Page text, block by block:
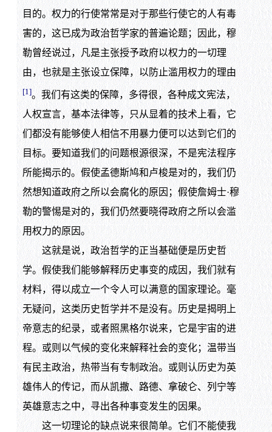
目的。权力的行使常常是对于那些行使它的人有毒
害的，这已成为政治哲学家的普遍论题；因此，穆
勒曾经说过，凡是主张授予政府以权力的一切理
由，也就是主张设立保障，以防止滥用权力的理由
[1]。我们有这类的保障，多得很，各种成文宪法，
人权宣言，基本法律等，只从显着的技术上看，它
们都没有能够使人相信不用暴力便可以达到它们的
目标。要知道我们的问题根源很深，不是宪法程序
所能揭示的。假使孟德斯鸠和卢梭是对的，我们仍
然想知道政府之所以会腐化的原因；假使詹姆士·穆
勒的警惕是对的，我们仍然要晓得政府之所以会滥
用权力的原因。
这就是说，政治哲学的正当基础便是历史哲
学。假使我们能够解释历史事变的成因，我们就有
材料，得以成立一个令人可以满意的国家理论。毫
无疑问，这类历史哲学并不是没有。历史是揭明上
帝意志的纪录，或者照黑格尔说来，它是宇宙的进
程。或则以气候的变化来解释社会的变化；温带当
有民主政治，热带当有专制政治。或则认历史为英
雄伟人的传记，而从凯撒、路德、拿破仑、列宁等
英雄意志之中，寻出各种事变发生的因果。
这一切理论的缺点说来很简单。它们不能使我